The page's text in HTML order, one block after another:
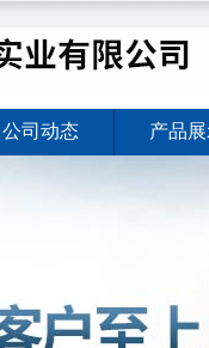
公司动态 产品